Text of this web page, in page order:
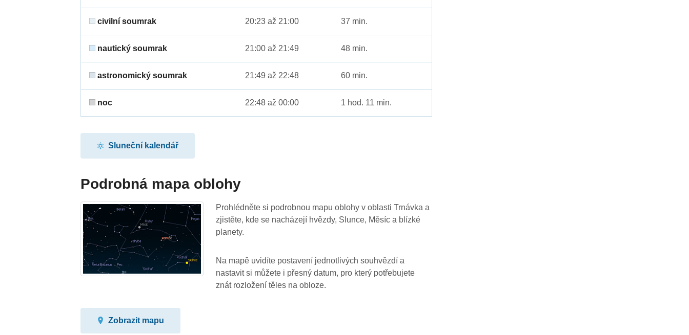
civilní soumrak 20:23 až 21:00 37 min.
nautický soumrak 21:00 až 21:49 48 min.
astronomický soumrak 21:49 až 22:48 60 min.
noc 22:48 až 00:00 1 hod. 11 min.
Sluneční kalendář
Podrobná mapa oblohy
Prohlédněte si podrobnou mapu oblohy v oblasti Trnávka a
zjistěte, kde se nacházejí hvězdy, Slunce, Měsíc a blízké
planety.
Na mapě uvidíte postavení jednotlivých souhvězdí a
nastavit si můžete i přesný datum, pro který potřebujete
znát rozložení těles na obloze.
Zobrazit mapu